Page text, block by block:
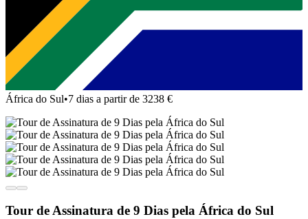
África do Sul•7 dias a partir de 3238 €
Tour de Assinatura de 9 Dias pela África do Sul